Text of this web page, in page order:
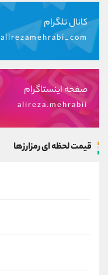
کانال تلگرام
alirezamehrabi_com
صفحه اینستاگرام
alireza.mehrabii
قیمت لحظه ای رمزارزها